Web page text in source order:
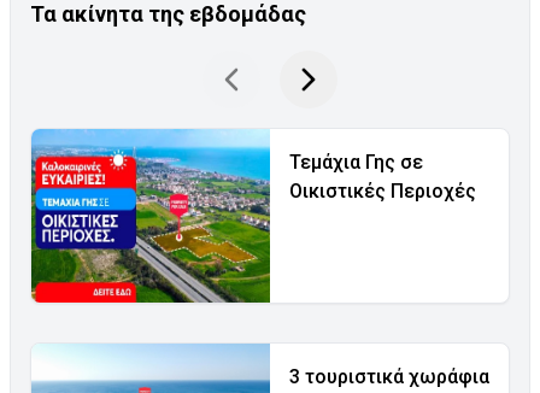
Τα ακίνητα της εβδομάδας
Τεμάχια Γης σε
Οικιστικές Περιοχές
3 τουριστικά χωράφια